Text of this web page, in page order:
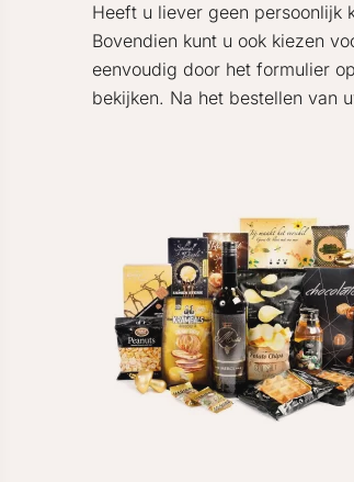
Heeft u liever geen persoonlijk
Bovendien kunt u ook kiezen
eenvoudig door het formulier
bekijken. Na het bestellen van